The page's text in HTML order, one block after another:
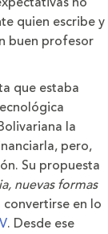
quien escribe y
buen profesor
que estaba
la
pero,
Su propuesta
nuevas formas
convertirse en lo
. Desde ese